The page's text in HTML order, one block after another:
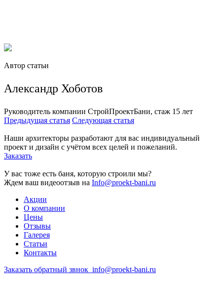
Автор статьи
Александр Хоботов
Руководитель компании СтройПроектБани, стаж 15 лет
Предыдущая статья Следующая статья
Наши архитекторы разработают для вас индивидуальный
проект и дизайн с учётом всех целей и пожеланий.
Заказать
У вас тоже есть баня, которую строили мы?
Ждем ваш видеоотзыв на Info@proekt-bani.ru
Акции
О компании
Цены
Отзывы
Галерея
Статьи
Контакты
Заказать обратный звнок info@proekt-bani.ru